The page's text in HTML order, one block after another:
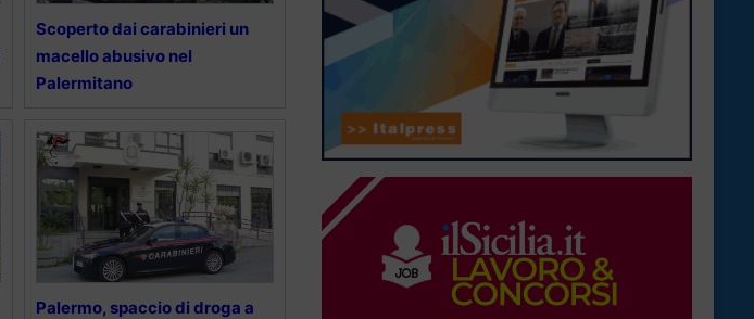
Scoperto dai carabinieri un
macello abusivo nel
Palermitano
Palermo, spaccio di droga a